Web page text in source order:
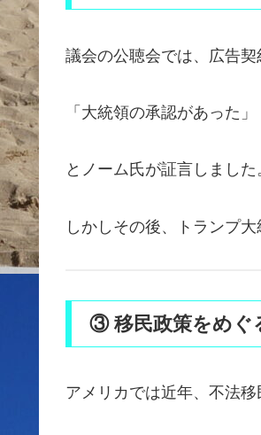
議会の公聴会では、広告契
「大統領の承認があった」
とノーム氏が証言しました
しかしその後、トランプ
③ 移民政策をめぐ
アメリカでは近年、不法